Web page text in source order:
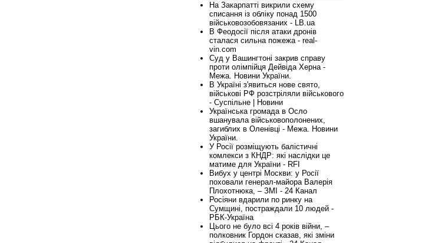
На Закарпатті викрили схему
списання із обліку понад 1500
військовозобовязаних - LB.ua
В Феодосії після атаки дронів
сталася сильна пожежа - real-
vin.com
Суд у Вашингтоні закрив справу
проти олімпійця Дейвіда Херна -
Межа. Новини України.
В Україні з'явиться нове свято,
військові РФ розстріляли військового
- Суспільне | Новини
Українська громада в Осло
вшанувала військовополонених,
загиблих в Оленівці - Межа. Новини
України.
У Росії розміщують балістичні
комлекси з КНДР: які наслідки це
матиме для України - RFI
Вибух у центрі Москви: у Росії
поховали генерал-майора Валерія
Плохотнюка, – ЗМІ - 24 Канал
Росіяни вдарили по ринку на
Сумщині, постраждали 10 людей -
РБК-Україна
Цього не було всі 4 років війни, –
полковник Гордон сказав, які зміни